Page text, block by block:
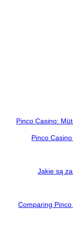
Pinco Casino:
Pinco
Jakie są
Comparing